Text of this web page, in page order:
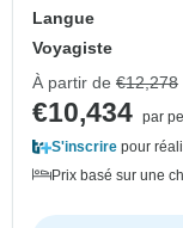
Langue
Voyagiste
À partir de €12,278
€10,434 par
S'inscrire pour
Prix basé sur une